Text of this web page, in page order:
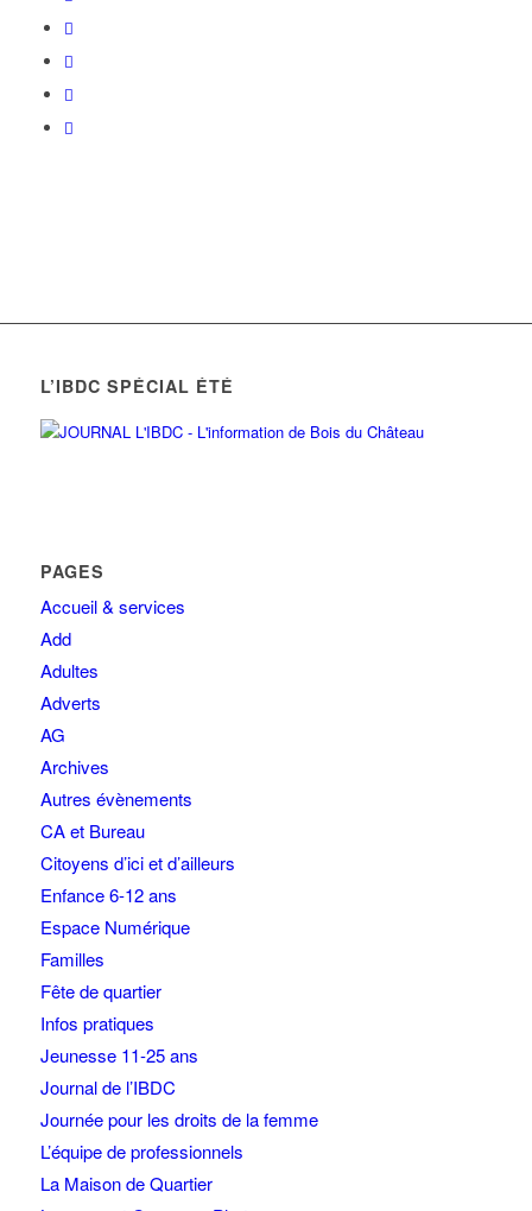
L’IBDC SPÉCIAL ÉTÉ
PAGES
Accueil & services
Add
Adultes
Adverts
AG
Archives
Autres évènements
CA et Bureau
Citoyens d’ici et d’ailleurs
Enfance 6-12 ans
Espace Numérique
Familles
Fête de quartier
Infos pratiques
Jeunesse 11-25 ans
Journal de l’IBDC
Journée pour les droits de la femme
L’équipe de professionnels
La Maison de Quartier